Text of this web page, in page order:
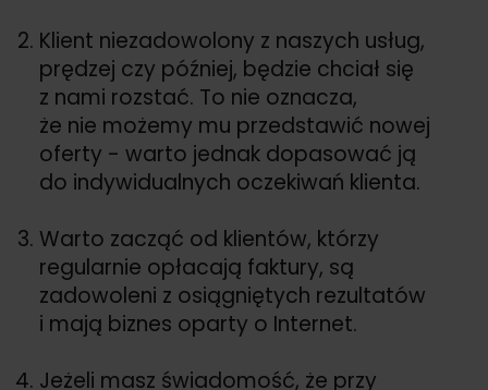
Klient niezadowolony z naszych usług,
prędzej czy później, będzie chciał się
z nami rozstać. To nie oznacza,
że nie możemy mu przedstawić nowej
oferty - warto jednak dopasować ją
do indywidualnych oczekiwań klienta.
Warto zacząć od klientów, którzy
regularnie opłacają faktury, są
zadowoleni z osiągniętych rezultatów
i mają biznes oparty o Internet.
Jeżeli masz świadomość, że przy